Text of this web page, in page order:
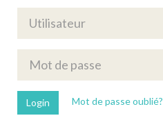
Mot de passe oublié?